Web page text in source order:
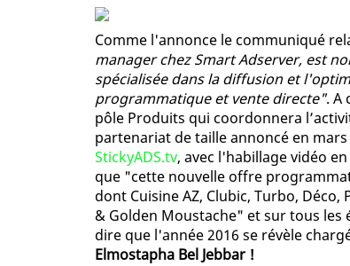
Comme l'annonce le communiqué
manager chez Smart Adserver, est
spécialisée dans la diffusion et
programmatique et vente directe". A
pôle Produits qui coordonnera
partenariat de taille annoncé en
StickyADS.tv, avec l'habillage vidéo
que "cette nouvelle offre
dont Cuisine AZ, Clubic, Turbo,
& Golden Moustache" et sur tous les
dire que l'année 2016 se révèle
Elmostapha Bel Jebbar !